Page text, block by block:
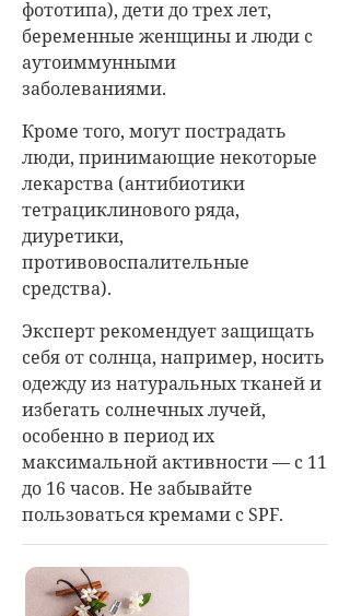
фототипа), дети до трех лет,
беременные женщины и люди с
аутоиммунными
заболеваниями.
Кроме того, могут пострадать
люди, принимающие некоторые
лекарства (антибиотики
тетрациклинового ряда,
диуретики,
противовоспалительные
средства).
Эксперт рекомендует защищать
себя от солнца, например, носить
одежду из натуральных тканей и
избегать солнечных лучей,
особенно в период их
максимальной активности — с 11
до 16 часов. Не забывайте
пользоваться кремами с SPF.